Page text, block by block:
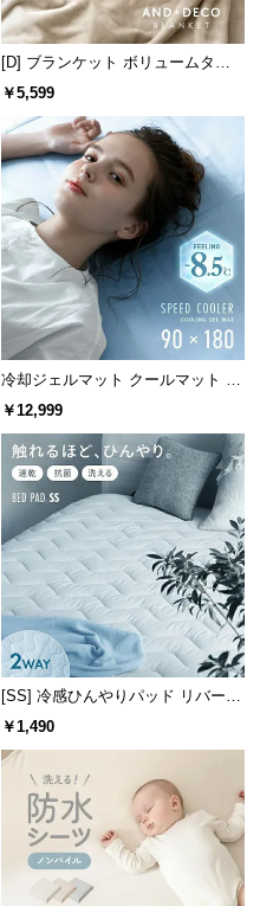
[D] ブランケット ボリュームタイ
プ
￥5,599
冷却ジェルマット クールマット プ
レミアムタイプ 90×180cm
￥12,999
[SS] 冷感ひんやりパッド リバーシ
ブル 速乾 抗菌 洗える
￥1,490